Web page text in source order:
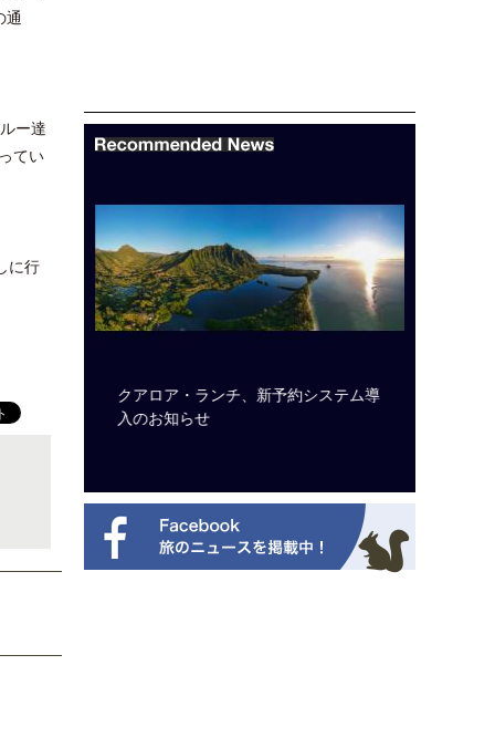
通
ー達
てい
に行
刊行
クアロア・ランチ、新予約システム導
入のお知らせ